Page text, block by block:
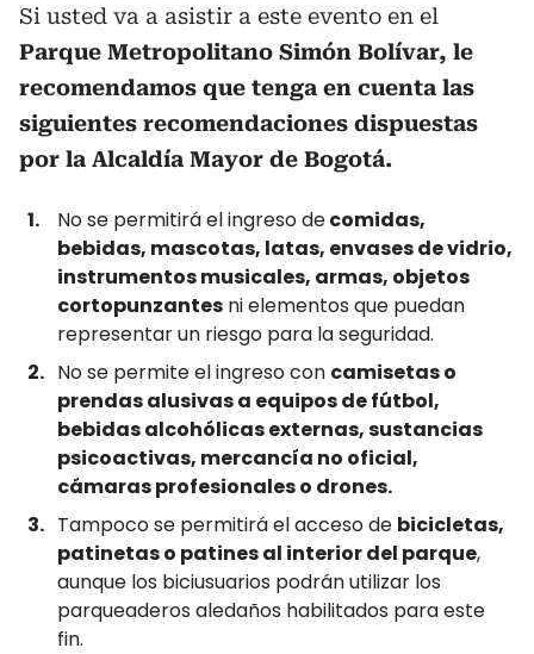
Si usted va a asistir a este evento en el
Parque Metropolitano Simón Bolívar, le
recomendamos que tenga en cuenta las
siguientes recomendaciones dispuestas
por la Alcaldía Mayor de Bogotá.
No se permitirá el ingreso decomidas,
bebidas, mascotas, latas, envases de vidrio,
instrumentos musicales, armas, objetos
cortopunzantes ni elementos que puedan
representar un riesgo para la seguridad.
No se permite el ingreso con camisetas o
prendas alusivas a equipos de fútbol,
bebidas alcohólicas externas, sustancias
psicoactivas, mercancía no oficial,
cámaras profesionales o drones.
Tampoco se permitirá el acceso de bicicletas,
patinetas o patines al interior del parque,
aunque los biciusuarios podrán utilizar los
parqueaderos aledaños habilitados para este
fin.